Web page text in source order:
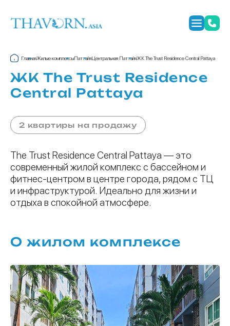
ГлавнаяЖилые комплексыПаттайяЦентральная ПаттайяЖК The Trust Residence Central Pattaya
ЖК The Trust Residence
Central Pattaya
2 квартиры на продажу
The Trust Residence Central Pattaya — это
современный жилой комплекс с бассейном и
фитнес-центром в центре города, рядом с ТЦ
и инфраструктурой. Идеально для жизни и
отдыха в спокойной атмосфере.
О жилом комплексе